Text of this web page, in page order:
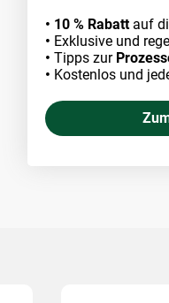
• 10 % Rabatt auf
• Exklusive und
• Tipps zur
• Kostenlos und